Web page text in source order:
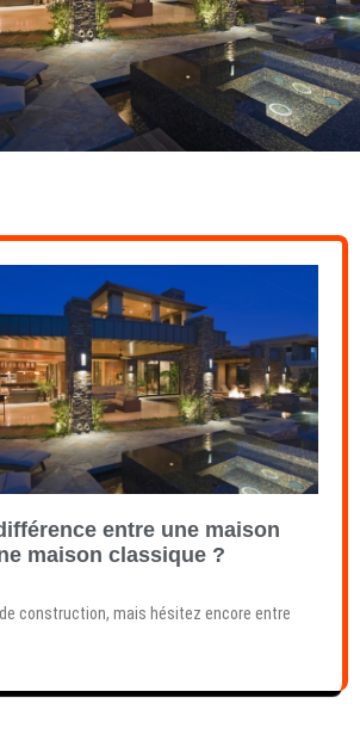
entre une maison
maison classique ?
construction, mais hésitez encore entre